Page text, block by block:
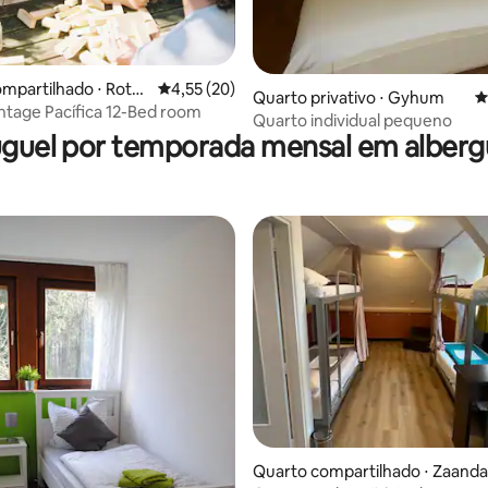
de 5, 33 avaliações
⋅ Roter
4,55 de uma avaliação média de 5, 20
4,55 (20)
Pacífica 12-Bed room
Quarto privativo ⋅ Gyhum
Quarto individual pequeno
por temporada mensal em
de 5, 78 avaliações
Quarto compartilhado ⋅